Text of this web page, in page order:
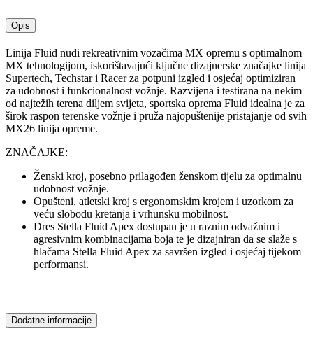
Opis
Linija Fluid nudi rekreativnim vozačima MX opremu s optimalnom
MX tehnologijom, iskorištavajući ključne dizajnerske značajke linija
Supertech, Techstar i Racer za potpuni izgled i osjećaj optimiziran
za udobnost i funkcionalnost vožnje. Razvijena i testirana na nekim
od najtežih terena diljem svijeta, sportska oprema Fluid idealna je za
širok raspon terenske vožnje i pruža najopuštenije pristajanje od svih
MX26 linija opreme.
ZNAČAJKE:
Ženski kroj, posebno prilagođen ženskom tijelu za optimalnu
udobnost vožnje.
Opušteni, atletski kroj s ergonomskim krojem i uzorkom za
veću slobodu kretanja i vrhunsku mobilnost.
Dres Stella Fluid Apex dostupan je u raznim odvažnim i
agresivnim kombinacijama boja te je dizajniran da se slaže s
hlačama Stella Fluid Apex za savršen izgled i osjećaj tijekom
performansi.
Dodatne informacije